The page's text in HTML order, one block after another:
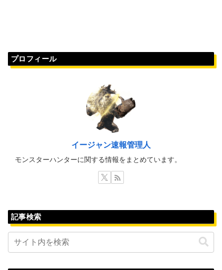
プロフィール
イージャン速報管理人
モンスターハンターに関する情報をまとめています。
記事検索